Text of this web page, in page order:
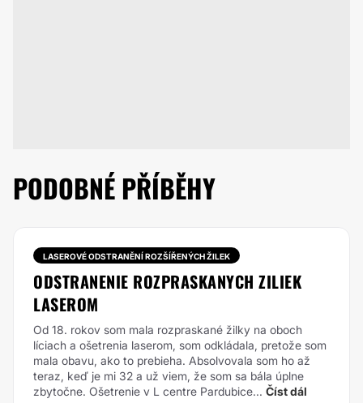
PODOBNÉ PŘÍBĚHY
LASEROVÉ ODSTRANĚNÍ ROZŠÍŘENÝCH ŽILEK
ODSTRANENIE ROZPRASKANYCH ZILIEK
LASEROM
Od 18. rokov som mala rozpraskané žilky na oboch
líciach a ošetrenia laserom, som odkládala, pretože som
mala obavu, ako to prebieha. Absolvovala som ho až
teraz, keď je mi 32 a už viem, že som sa bála úplne
zbytočne. Ošetrenie v L centre Pardubice... Číst dál